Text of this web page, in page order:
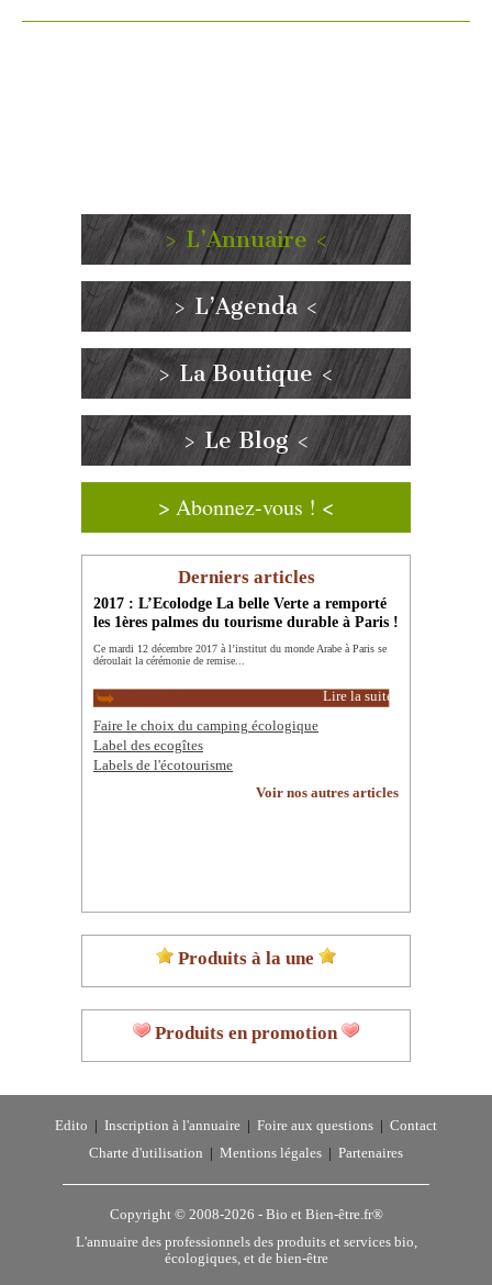
> L’Annuaire <
> L’Agenda <
> La Boutique <
> Le Blog <
> Abonnez-vous ! <
Derniers articles
2017 : L’Ecolodge La belle Verte a remporté
les 1ères palmes du tourisme durable à Paris !
Ce mardi 12 décembre 2017 à l’institut du monde Arabe à Paris se
déroulait la cérémonie de remise...
Lire la suite
Faire le choix du camping écologique
Label des ecogîtes
Labels de l'écotourisme
Voir nos autres articles
Produits à la une
Produits en promotion
Edito Inscription à l'annuaire Foire aux questions
Contact
Charte d'utilisation
Mentions légales Partenaires
Copyright © 2008-2026 - Bio et Bien-être.fr®
L'annuaire des professionnels des produits et services bio,
écologiques, et de bien-être